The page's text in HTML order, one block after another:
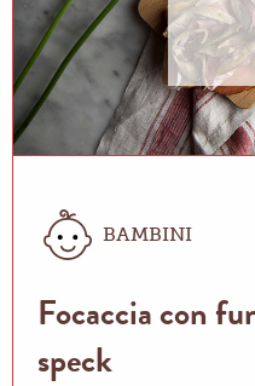
BAMBINI
Focaccia con
speck